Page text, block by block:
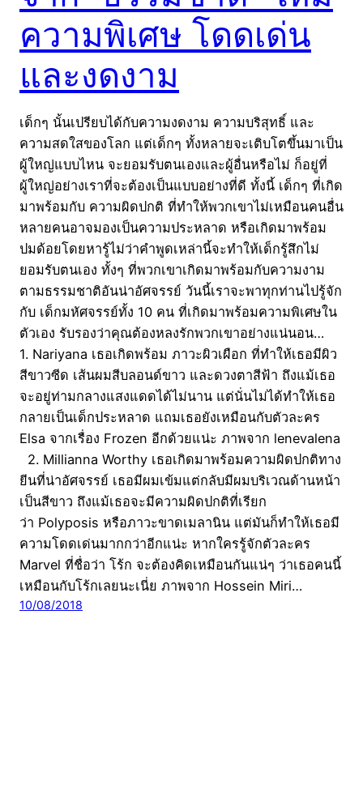
ความพิเศษ โดดเด่น
และงดงาม
เด็กๆ นั้นเปรียบได้กับความงดงาม ความบริสุทธิ์ และ
ความสดใสของโลก แต่เด็กๆ ทั้งหลายจะเติบโตขึ้นมาเป็น
ผู้ใหญ่แบบไหน จะยอมรับตนเองและผู้อื่นหรือไม่ ก็อยู่ที่
ผู้ใหญ่อย่างเราที่จะต้องเป็นแบบอย่างที่ดี ทั้งนี้ เด็กๆ ที่เกิด
มาพร้อมกับ ความผิดปกติ ที่ทำให้พวกเขาไม่เหมือนคนอื่น
หลายคนอาจมองเป็นความประหลาด หรือเกิดมาพร้อม
ปมด้อยโดยหารู้ไม่ว่าคำพูดเหล่านี้จะทำให้เด็กรู้สึกไม่
ยอมรับตนเอง ทั้งๆ ที่พวกเขาเกิดมาพร้อมกับความงาม
ตามธรรมชาติอันน่าอัศจรรย์ วันนี้เราจะพาทุกท่านไปรู้จัก
กับ เด็กมหัศจรรย์ทั้ง 10 คน ที่เกิดมาพร้อมความพิเศษใน
ตัวเอง รับรองว่าคุณต้องหลงรักพวกเขาอย่างแน่นอน…
1. Nariyana เธอเกิดพร้อม ภาวะผิวเผือก ที่ทำให้เธอมีผิว
สีขาวซีด เส้นผมสีบลอนด์ขาว และดวงตาสีฟ้า ถึงแม้เธอ
จะอยู่ท่ามกลางแสงแดดได้ไม่นาน แต่นั่นไม่ได้ทำให้เธอ
กลายเป็นเด็กประหลาด แถมเธอยังเหมือนกับตัวละคร
Elsa จากเรื่อง Frozen อีกด้วยแน่ะ ภาพจาก lenevalena
2. Millianna Worthy เธอเกิดมาพร้อมความผิดปกติทาง
ยีนที่น่าอัศจรรย์ เธอมีผมเข้มแต่กลับมีผมบริเวณด้านหน้า
เป็นสีขาว ถึงแม้เธอจะมีความผิดปกติที่เรียก
ว่า Polyposis หรือภาวะขาดเมลานิน แต่มันก็ทำให้เธอมี
ความโดดเด่นมากกว่าอีกแน่ะ หากใครรู้จักตัวละคร
Marvel ที่ชื่อว่า โร้ก จะต้องคิดเหมือนกันแน่ๆ ว่าเธอคนนี้
เหมือนกับโร้กเลยนะเนี่ย ภาพจาก Hossein Miri…
10/08/2018